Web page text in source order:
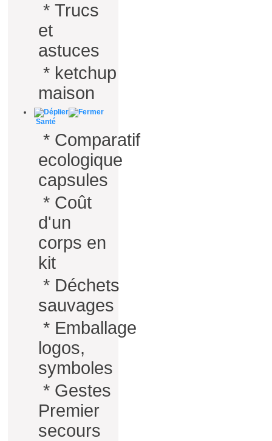
* Trucs
et
astuces
* ketchup
maison
Santé
* Comparatif
ecologique
capsules
* Coût
d'un
corps en
kit
* Déchets
sauvages
* Emballage
logos,
symboles
* Gestes
Premier
secours